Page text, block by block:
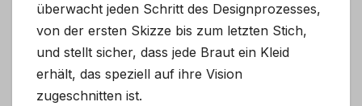
überwacht jeden Schritt des Designprozesses,
von der ersten Skizze bis zum letzten Stich,
und stellt sicher, dass jede Braut ein Kleid
erhält, das speziell auf ihre Vision
zugeschnitten ist.